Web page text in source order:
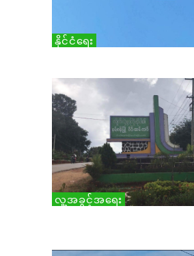
နိုင်ငံရေး
လူ့အခွင့်အရေး